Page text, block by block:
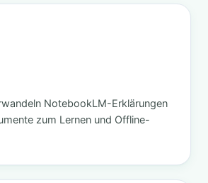
NotebookLM-Erklärungen
zum Lernen und Offline-